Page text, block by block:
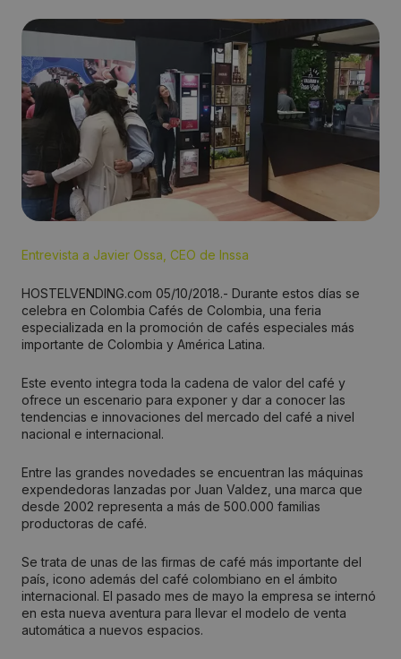
Entrevista a Javier Ossa, CEO de Inssa
HOSTELVENDING.com 05/10/2018.- Durante estos días se
celebra en Colombia Cafés de Colombia, una feria
especializada en la promoción de cafés especiales más
importante de Colombia y América Latina.
Este evento integra toda la cadena de valor del café y
ofrece un escenario para exponer y dar a conocer las
tendencias e innovaciones del mercado del café a nivel
nacional e internacional.
Entre las grandes novedades se encuentran las máquinas
expendedoras lanzadas por Juan Valdez, una marca que
desde 2002 representa a más de 500.000 familias
productoras de café.
Se trata de unas de las firmas de café más importante del
país, icono además del café colombiano en el ámbito
internacional. El pasado mes de mayo la empresa se internó
en esta nueva aventura para llevar el modelo de venta
automática a nuevos espacios.